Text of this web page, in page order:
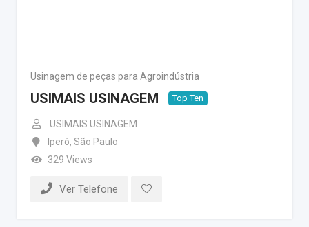
Usinagem de peças para Agroindústria
USIMAIS USINAGEM Top Ten
USIMAIS USINAGEM
Iperó, São Paulo
329 Views
Ver Telefone